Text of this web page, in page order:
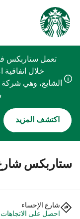
خلال
الشايع، وهي
اكتشف المزيد
ستاربكس
شارع الإحساء
احصل على الاتجاهات